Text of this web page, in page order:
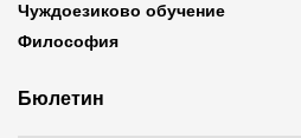
Чуждоезиково обучение
Философия
Бюлетин